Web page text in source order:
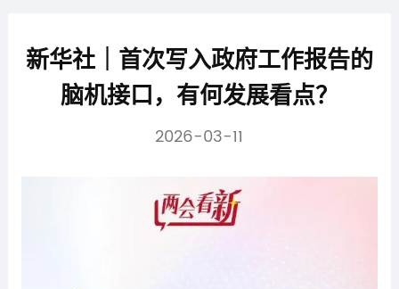
新华社｜首次写入政府工作报告的
脑机接口，有何发展看点？
2026-03-11